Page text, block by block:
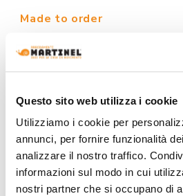
Questo sito web utilizza i cookie
Utilizziamo i cookie per
annunci, per fornire funzionalità
analizzare il nostro traffico.
informazioni sul modo in cui
nostri partner che si occupano di
Made to order
MODEL :
TYPE: